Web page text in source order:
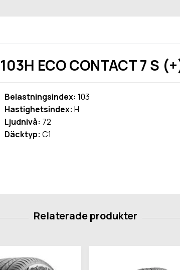
ECO CONTACT 7 S
Belastningsindex: 103
Hastighetsindex: H
Ljudnivå: 72
Däcktyp: C1